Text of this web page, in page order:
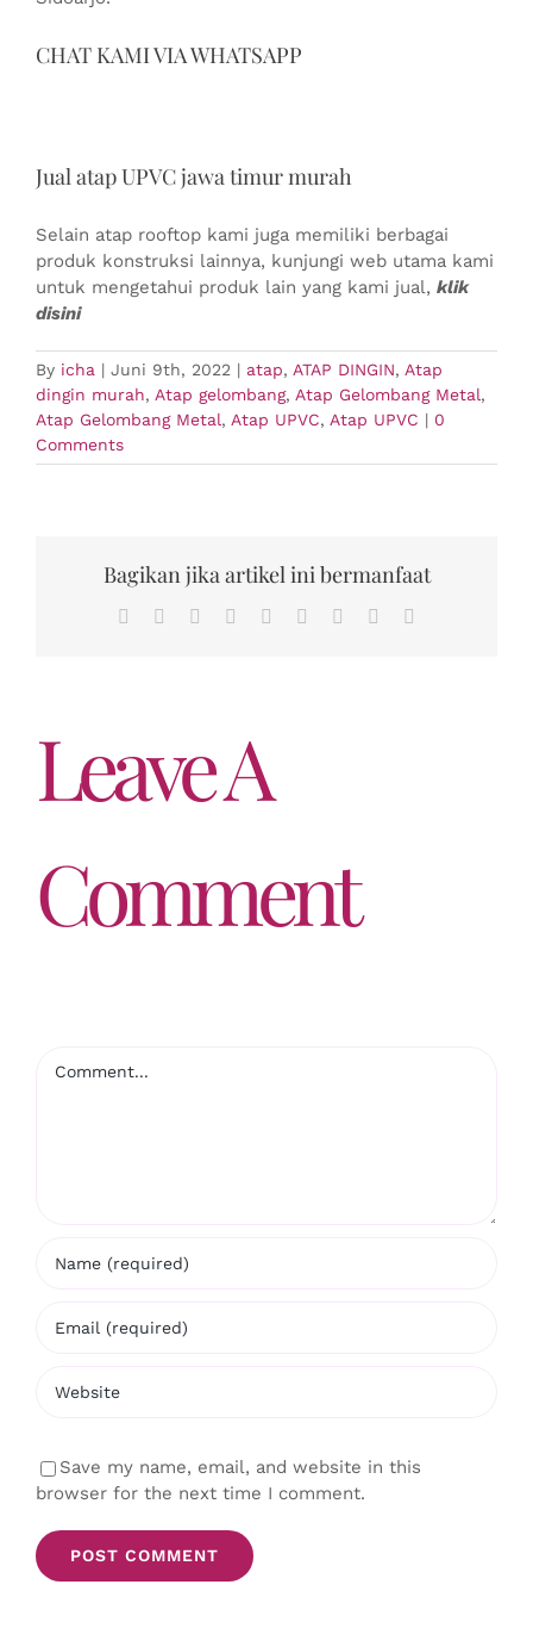
CHAT KAMI VIA WHATSAPP
Jual atap UPVC jawa timur murah
Selain atap rooftop kami juga memiliki berbagai
produk konstruksi lainnya, kunjungi web utama kami
untuk mengetahui produk lain yang kami jual, klik
disini
By icha | Juni 9th, 2022 | atap, ATAP DINGIN, Atap
dingin murah, Atap gelombang, Atap Gelombang Metal,
Atap Gelombang Metal, Atap UPVC, Atap UPVC | 0
Comments
Bagikan jika artikel ini bermanfaat
Facebook
TwitterReddit LinkedInWhatsApp
TumblrPinterest
Leave A
Comment
Save my name, email, and website in this
browser for the next time I comment.